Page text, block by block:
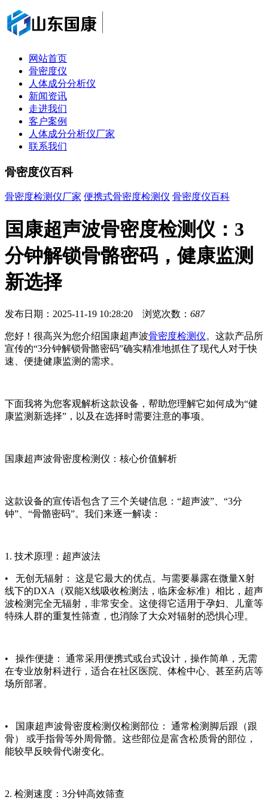
网站首页
骨密度仪
人体成分分析仪
新闻资讯
走进我们
客户案例
人体成分分析仪厂家
联系我们
骨密度仪百科
骨密度检测仪厂家 便携式骨密度检测仪 骨密度仪百科
国康超声波骨密度检测仪：3
分钟解锁骨骼密码，健康监测
新选择
发布日期：2025-11-19 10:28:20 浏览次数： 687
您好！很高兴为您介绍国康超声波骨密度检测仪。这款产品所
宣传的“3分钟解锁骨骼密码”确实精准地抓住了现代人对于快
速、便捷健康监测的需求。
下面我将为您客观解析这款设备，帮助您理解它如何成为“健
康监测新选择”，以及在选择时需要注意的事项。
国康超声波骨密度检测仪：核心价值解析
这款设备的宣传语包含了三个关键信息：“超声波”、“3分
钟”、“骨骼密码”。我们来逐一解读：
1. 技术原理：超声波法
• 无创无辐射： 这是它最大的优点。与需要暴露在微量X射
线下的DXA（双能X线吸收检测法，临床金标准）相比，超声
波检测完全无辐射，非常安全。这使得它适用于孕妇、儿童等
特殊人群的重复性筛查，也消除了大众对辐射的恐惧心理。
• 操作便捷： 通常采用便携式或台式设计，操作简单，无需
在专业放射科进行，适合在社区医院、体检中心、甚至药店等
场所部署。
• 国康超声波骨密度检测仪检测部位： 通常检测脚后跟（跟
骨） 或手指骨等外周骨骼。这些部位是富含松质骨的部位，
能较早反映骨代谢变化。
2. 检测速度：3分钟高效筛查